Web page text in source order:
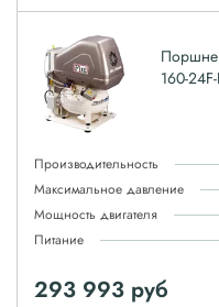
160-
Производительность
Максимальное давление
Мощность двигателя
Питание
293 993 руб